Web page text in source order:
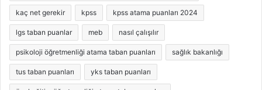
kaç net gerekir kpss kpss atama puanları 2024
lgs taban puanlar meb nasıl çalışılır
psikoloji öğretmenliği atama taban puanları sağlık bakanlığı
tus taban puanları yks taban puanları